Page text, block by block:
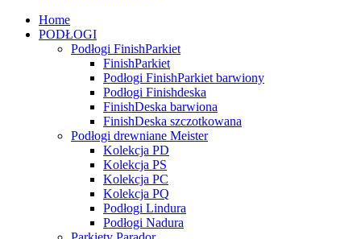
Home
PODŁOGI
Podłogi FinishParkiet
FinishParkiet
Podłogi FinishParkiet barwiony
Podłogi Finishdeska
FinishDeska barwiona
FinishDeska szczotkowana
Podłogi drewniane Meister
Kolekcja PD
Kolekcja PS
Kolekcja PC
Kolekcja PQ
Podłogi Lindura
Podłogi Nadura